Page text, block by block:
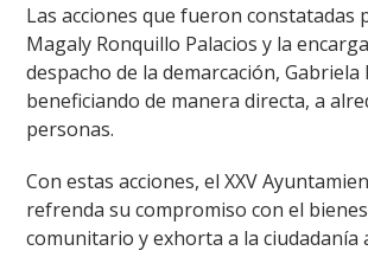
Las acciones que fueron constatadas
Magaly Ronquillo Palacios y la
despacho de la demarcación, Gabriela
beneficiando de manera directa, a
personas.
Con estas acciones, el XXV
refrenda su compromiso con el
comunitario y exhorta a la ciudadanía